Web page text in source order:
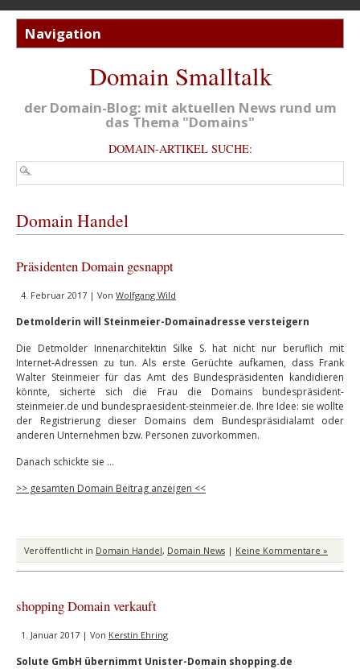
Domain Smalltalk
der Domain-Blog: mit aktuellen News rund um
das Thema "Domains"
DOMAIN-ARTIKEL SUCHE:
Domain Handel
Präsidenten Domain gesnappt
4. Februar 2017 | Von Wolfgang Wild
Detmolderin will Steinmeier-Domainadresse versteigern
Die Detmolder Innenarchitektin Silke S. hat nicht nur beruflich mit
Internet-Adressen zu tun. Als erste Gerüchte aufkamen, dass Frank
Walter Steinmeier für das Amt des Bundespräsidenten kandidieren
könnte, sicherte sich die Frau die Domains bundespräsident-
steinmeier.de und bundespraesident-steinmeier.de. Ihre Idee: sie wollte
der Registrierung dieser Domains dem Bundespräsidialamt oder
anderen Unternehmen bzw. Personen zuvorkommen.
Danach schickte sie …
>> gesamten Domain Beitrag anzeigen <<
Veröffentlicht in Domain Handel, Domain News | Keine Kommentare »
shopping Domain verkauft
1. Januar 2017 | Von Kerstin Ehring
Solute GmbH übernimmt Unister-Domain shopping.de